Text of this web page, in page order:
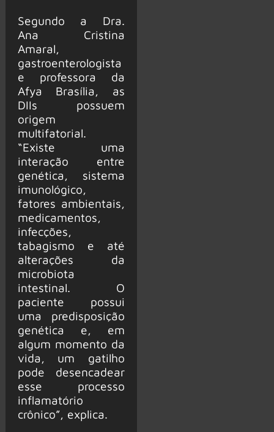
Segundo a Dra.
Ana Cristina
Amaral,
gastroenterologista
e professora da
Afya Brasília, as
DIIs possuem
origem
multifatorial.
“Existe uma
interação entre
genética, sistema
imunológico,
fatores ambientais,
medicamentos,
infecções,
tabagismo e até
alterações da
microbiota
intestinal. O
paciente possui
uma predisposição
genética e, em
algum momento da
vida, um gatilho
pode desencadear
esse processo
inflamatório
crônico”, explica.